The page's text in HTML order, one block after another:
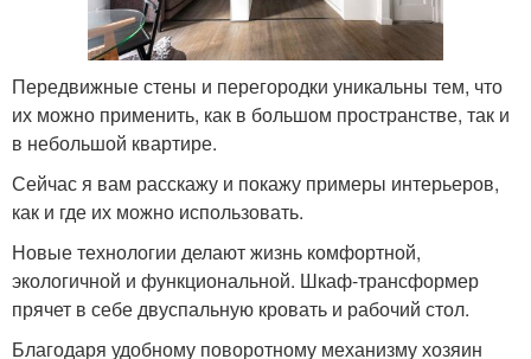
Передвижные стены и перегородки уникальны тем, что
их можно применить, как в большом пространстве, так и
в небольшой квартире.
Сейчас я вам расскажу и покажу примеры интерьеров,
как и где их можно использовать.
Новые технологии делают жизнь комфортной,
экологичной и функциональной. Шкаф-трансформер
прячет в себе двуспальную кровать и рабочий стол.
Благодаря удобному поворотному механизму хозяин